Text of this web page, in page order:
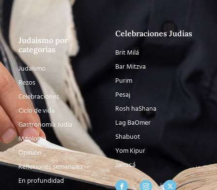
Judaísmo por
categorías
Judaísmo
Rezos
Celebraciones
Ciclo de vida
Gastronomía Judía
Mitología
Opinión
Reflexiones semanales
En profundidad
Celebraciones Judías
Brit Milá
Bar Mitzva
Purim
Pesaj
Rosh haShana
Lag BaOmer
Shabuot
Yom Kipur
Janucá